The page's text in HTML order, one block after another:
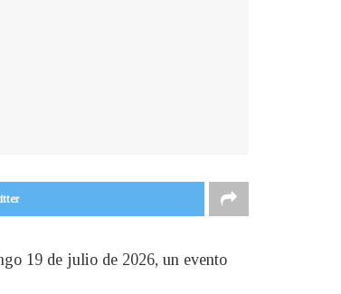
19 de julio de 2026, un evento